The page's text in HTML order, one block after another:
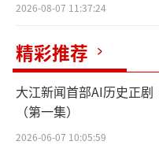
5月23日，19
在后台为演出折子
备。新华社记者李
2026-08-07 11:37:24
精彩推荐
大江新闻首部AI历史正剧
（第一集）
2026-06-07 10:05:59